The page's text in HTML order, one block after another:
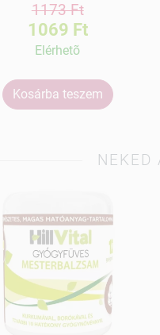
1173 Ft
1069 Ft
Elérhetõ
Kosárba teszem
NEKED